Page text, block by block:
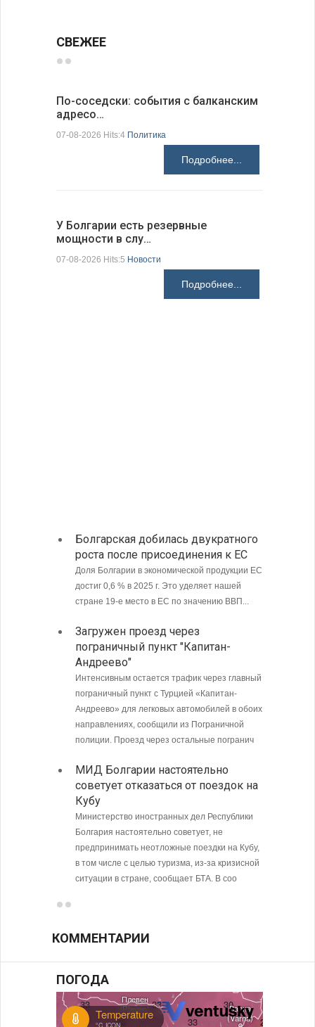
СВЕЖЕЕ
По-соседски: события с балканским
адресо…
07-08-2026 Hits:4 Политика
Подробнее...
У Болгарии есть резервные
мощности в слу…
07-08-2026 Hits:5 Новости
Подробнее...
Болгарская добилась двукратного
роста после присоединения к ЕС
Доля Болгарии в экономической продукции ЕС
достиг 0,6 % в 2025 г. Это уделяет нашей
стране 19-е место в ЕС по значению ВВП...
Загружен проезд через
пограничный пункт "Капитан-
Андреево"
Интенсивным остается трафик через главный
пограничный пункт с Турцией «Капитан-
Андреево» для легковых автомобилей в обоих
направлениях, сообщили из Пограничной
полиции. Проезд через остальные погранич
МИД Болгарии настоятельно
советует отказаться от поездок на
Кубу
Министерство иностранных дел Республики
Болгария настоятельно советует, не
предпринимать неотложные поездки на Кубу,
в том числе с целью туризма, из-за кризисной
ситуации в стране, сообщает БТА. В соо
КОММЕНТАРИИ
ПОГОДА